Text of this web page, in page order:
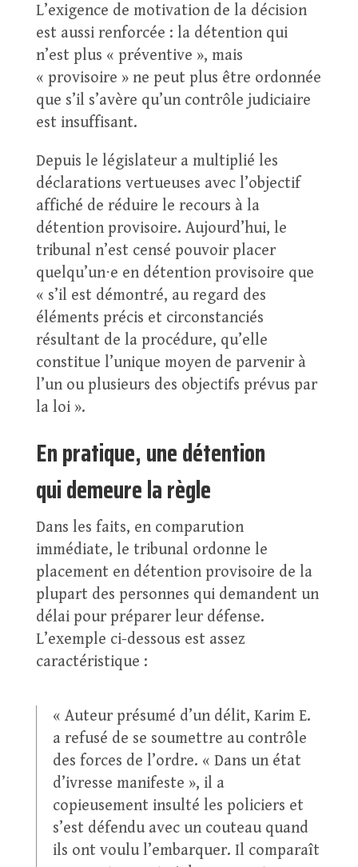
L’exigence de motivation de la décision
est aussi renforcée : la détention qui
n’est plus « préventive », mais
« provisoire » ne peut plus être ordonnée
que s’il s’avère qu’un contrôle judiciaire
est insuffisant.
Depuis le législateur a multiplié les
déclarations vertueuses avec l’objectif
affiché de réduire le recours à la
détention provisoire. Aujourd’hui, le
tribunal n’est censé pouvoir placer
quelqu’un⋅e en détention provisoire que
« s’il est démontré, au regard des
éléments précis et circonstanciés
résultant de la procédure, qu’elle
constitue l’unique moyen de parvenir à
l’un ou plusieurs des objectifs prévus par
la loi ».
En pratique, une détention
qui demeure la règle
Dans les faits, en comparution
immédiate, le tribunal ordonne le
placement en détention provisoire de la
plupart des personnes qui demandent un
délai pour préparer leur défense.
L’exemple ci-dessous est assez
caractéristique :
« Auteur présumé d’un délit, Karim E.
a refusé de se soumettre au contrôle
des forces de l’ordre. « Dans un état
d’ivresse manifeste », il a
copieusement insulté les policiers et
s’est défendu avec un couteau quand
ils ont voulu l’embarquer. Il comparaît